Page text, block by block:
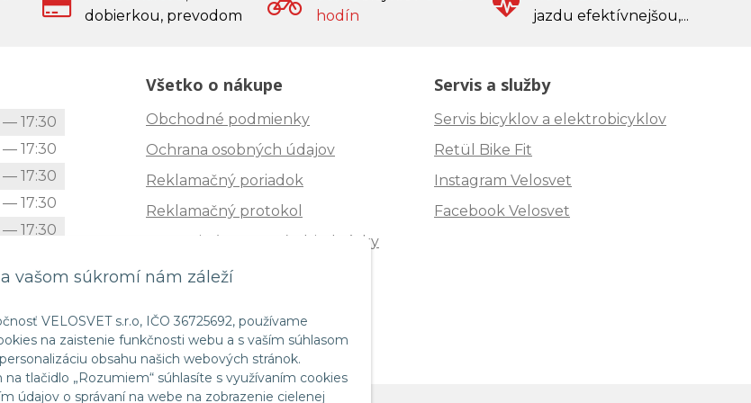
vašom súkromí nám záleží
VELOSVET s.r.o, IČO 36725692, používame
na zaistenie funkčnosti webu a s vaším súhlasom
obsahu našich webových stránok.
na tlačidlo „Rozumiem“ súhlasíte s využívaním cookies
údajov o správaní na webe na zobrazenie cielenej
dobierkou, prevodom
hodín
jazdu efektívnejšou,...
17:30
17:30
17:30
17:30
17:30
12:00
Všetko o nákupe
Obchodné podmienky
Ochrana osobných údajov
Reklamačný poriadok
Reklamačný protokol
Zrušenie (STORNO) objednávky
Doprava
Štatút súťaže "Vianoce 2025"
Servis a služby
Servis bicyklov a elektrobicyklov
Retül Bike Fit
Instagram Velosvet
Facebook Velosvet